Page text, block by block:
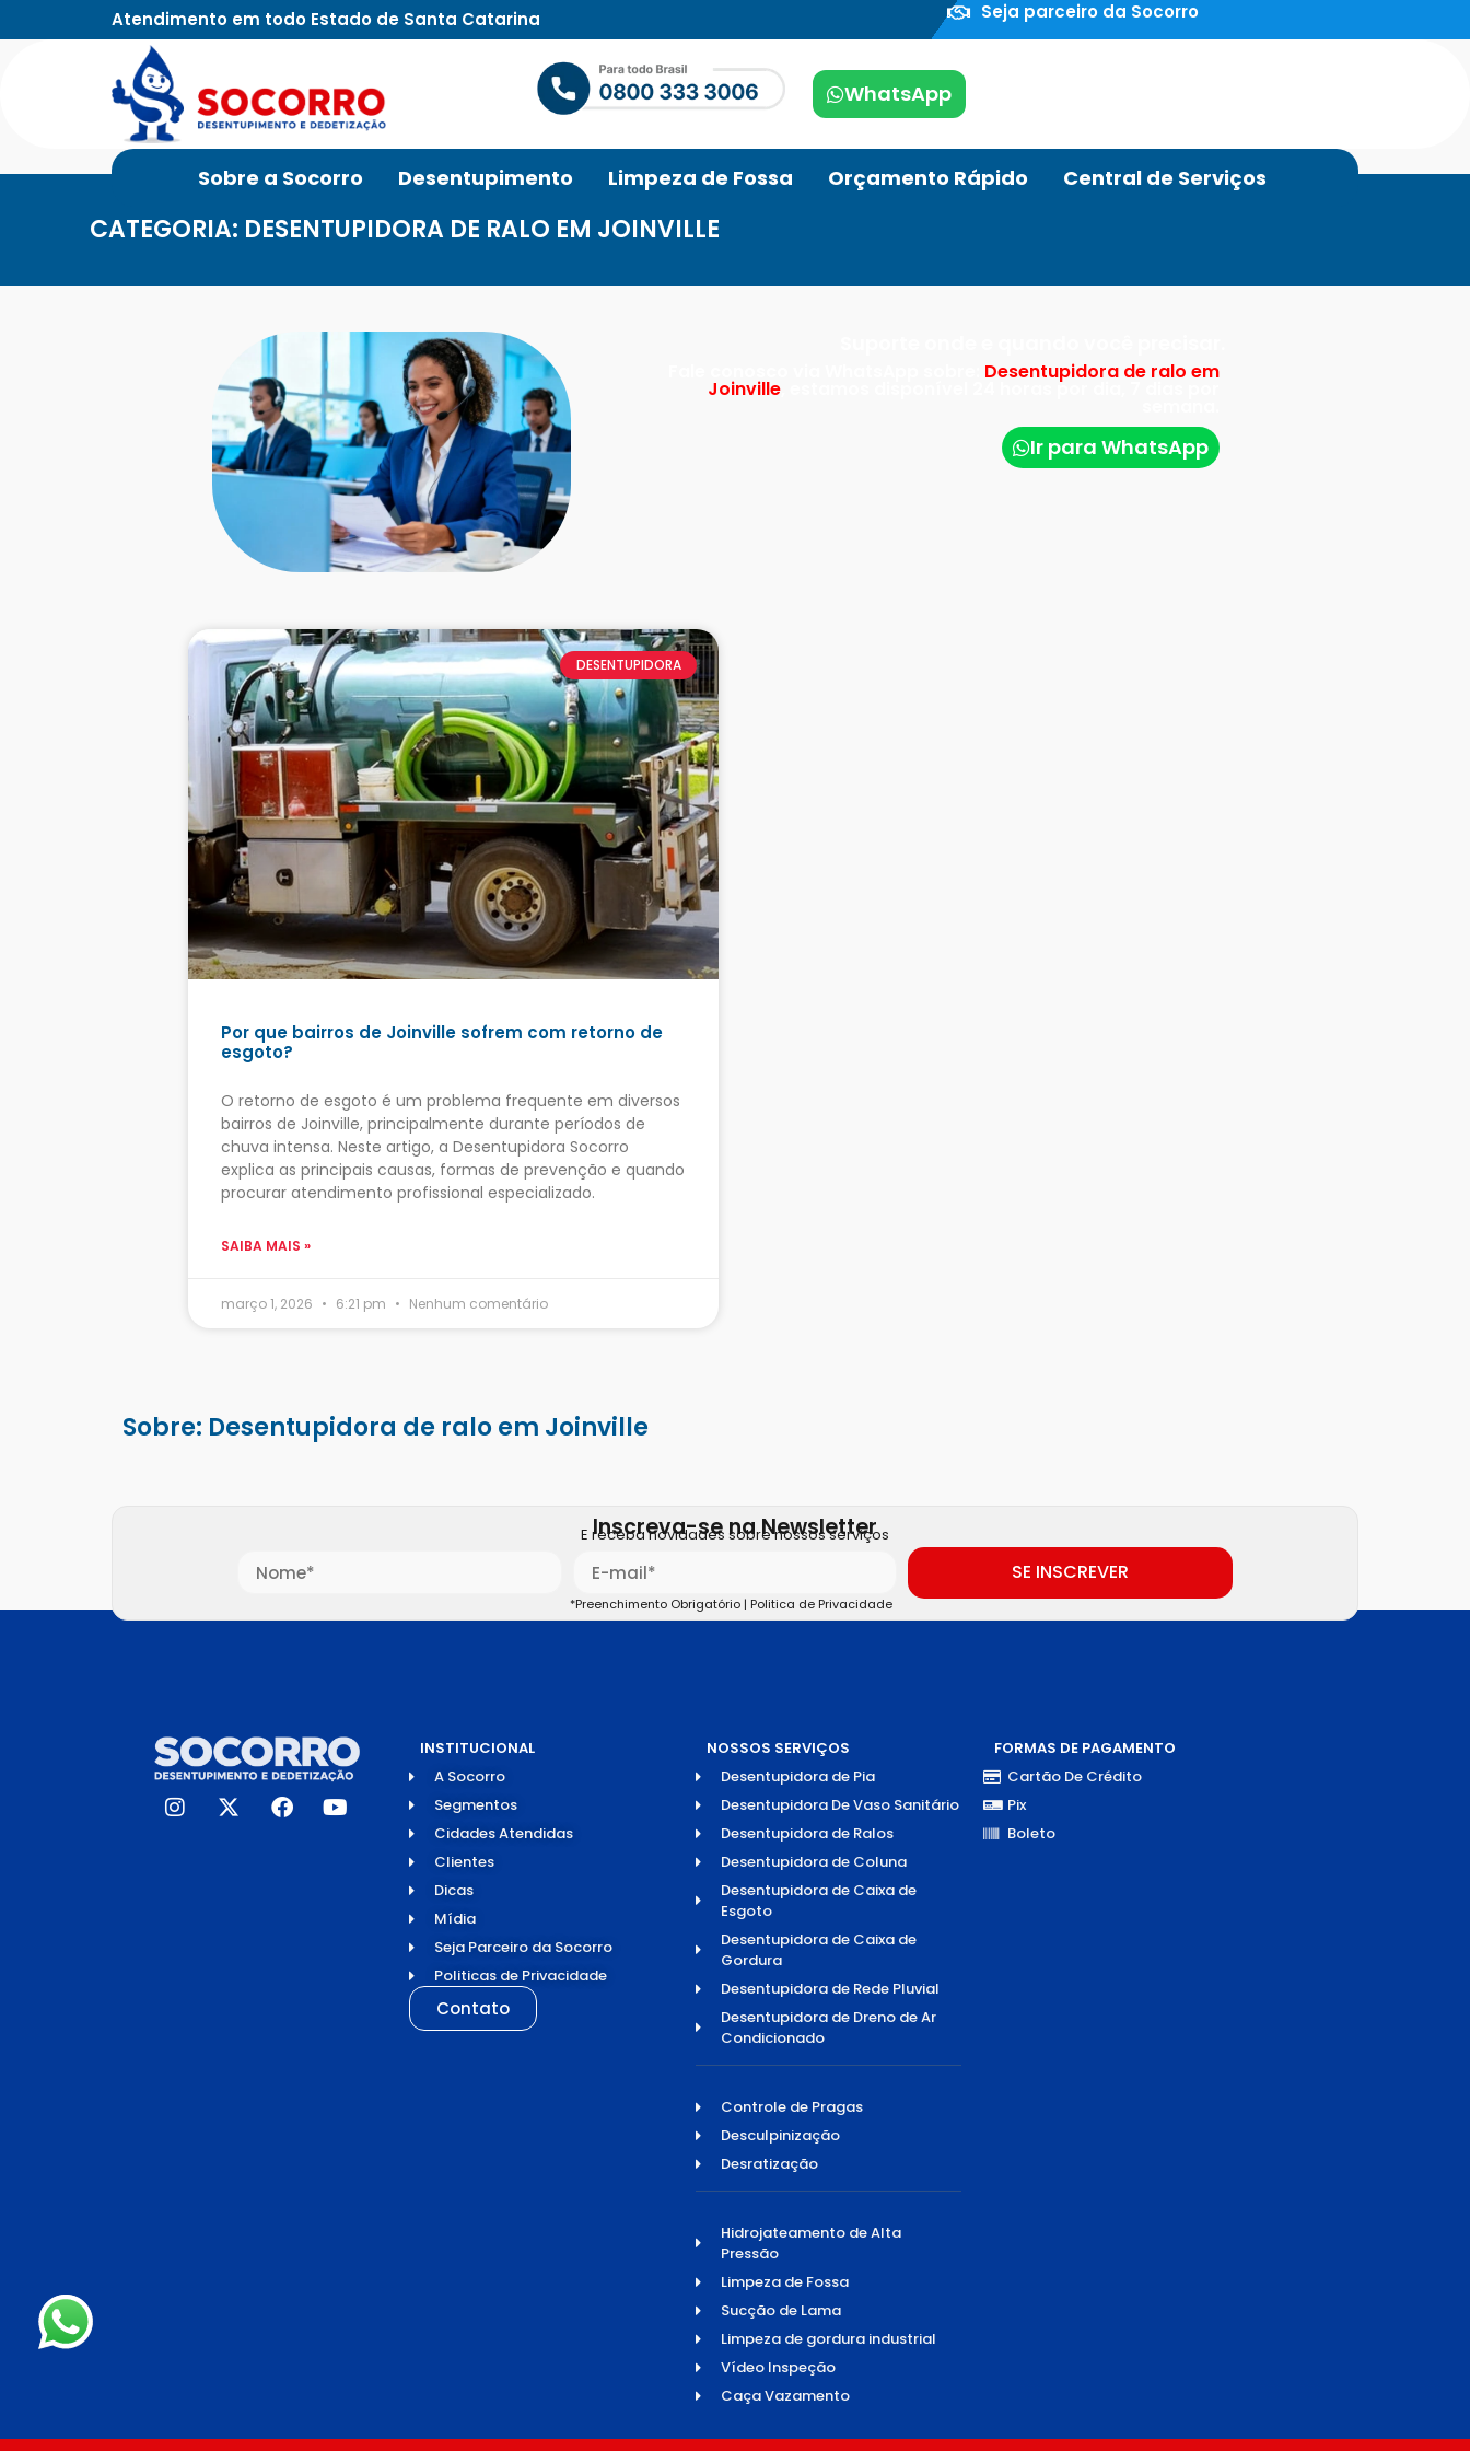
Atendimento em todo Estado de Santa Catarina Seja parceiro da Socorro
WhatsApp
Sobre a Socorro Desentupimento Limpeza de Fossa Orçamento Rápido Central de Serviços
CATEGORIA: DESENTUPIDORA DE RALO EM JOINVILLE
Desentupidora de ralo em
Joinville, estamos disponível 24 horas por dia, 7 dias por
Ir para WhatsApp
DESENTUPIDORA
Por que bairros de Joinville sofrem com retorno de
esgoto?
O retorno de esgoto é um problema frequente em diversos
bairros de Joinville, principalmente durante períodos de
chuva intensa. Neste artigo, a Desentupidora Socorro
explica as principais causas, formas de prevenção e quando
procurar atendimento profissional especializado.
SAIBA MAIS »
março 1, 2026 6:21 pm Nenhum comentário
Sobre: Desentupidora de ralo em Joinville
Inscreva-se na Newsletter
E receba novidades sobre nossos serviços
SE INSCREVER
*Preenchimento Obrigatório | Politica de Privacidade
INSTITUCIONAL
A Socorro
Segmentos
Cidades Atendidas
Clientes
Dicas
Mídia
Seja Parceiro da Socorro
Politicas de Privacidade
Contato
NOSSOS SERVIÇOS
Desentupidora de Pia
Desentupidora De Vaso Sanitário
Desentupidora de Ralos
Desentupidora de Coluna
Desentupidora de Caixa de
Esgoto
Desentupidora de Caixa de
Gordura
Desentupidora de Rede Pluvial
Desentupidora de Dreno de Ar
Condicionado
Controle de Pragas
Desculpinização
Desratização
Hidrojateamento de Alta
Pressão
Limpeza de Fossa
Sucção de Lama
Limpeza de gordura industrial
Vídeo Inspeção
Caça Vazamento
FORMAS DE PAGAMENTO
Cartão De Crédito
Pix
Boleto